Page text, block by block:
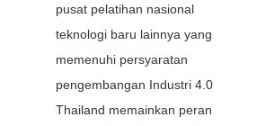
pusat pelatihan nasional
teknologi baru lainnya yang
memenuhi persyaratan
pengembangan Industri 4.0
Thailand memainkan peran